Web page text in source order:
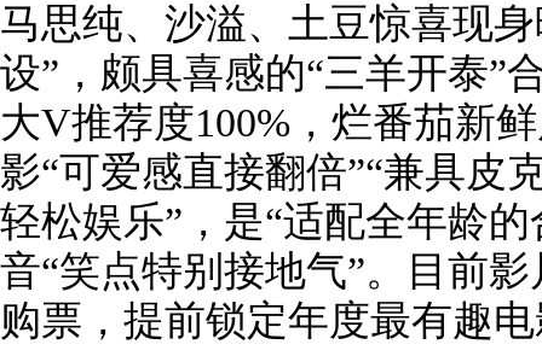
马思纯、沙溢、土豆惊喜现
设”，颇具喜感的“三羊开泰”
大V推荐度100%，烂番茄新
影“可爱感直接翻倍”“兼具皮
轻松娱乐”，是“适配全年龄
音“笑点特别接地气”。目前
购票，提前锁定年度最有趣